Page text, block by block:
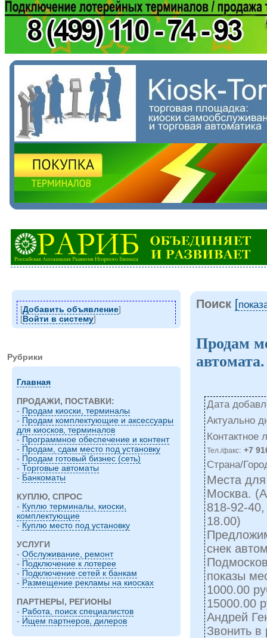
[Добавить объявление]
[Войти в систему]
Рубрики
Главная
ПРОДАЖИ, ПОСТАВКИ:
- Продам киоски, терминалы
- Продам комплектующие и аксессуары
для киосков, терминалов
- Программное обеспечение и контент
- Продам, сдам место под установку
- Продам готовый бизнес (сеть)
- Торговые автоматы
- Банкоматы
КУПЛЮ, СПРОС
- Куплю терминалы, киоски,
комплектующие
- Куплю место под установку
УСЛУГИ
- Обслуживание, ремонт
- Подключение к лотерее
- Подключение сетей к банкам
- Размещение рекламы на киосках
ПАРТНЕРЫ, РЕГИОНЫ
- Работа, поиск специалистов
- Ищем партнеров, дилеров
Поиск [
Продам
Дата
Актуально
Контактное
Тел./факс: +7
Страна/
Места
Москва.
818-92-
18.00)
снек
показы
1000.00
15000.00
Андрей
Звонить в